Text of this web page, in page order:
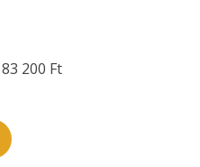
200 Ft